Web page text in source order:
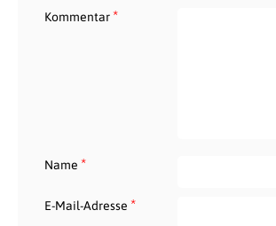
Kommentar*
Name *
E-Mail-Adresse *